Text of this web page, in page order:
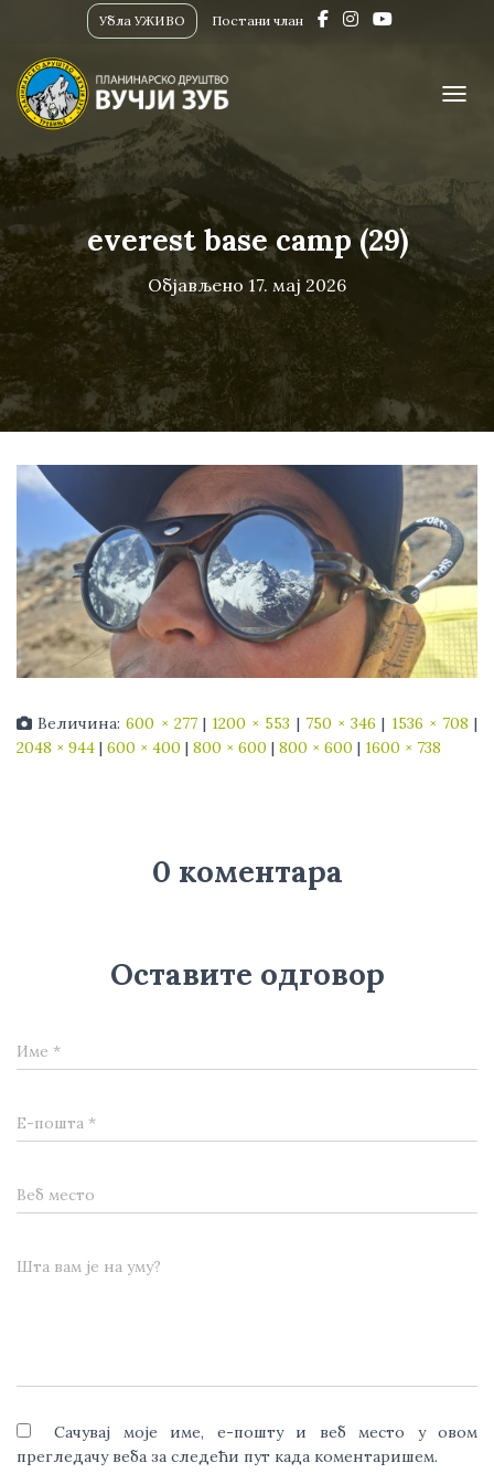
Убла УЖИВО Постани члан
everest base camp (29)
Објављено 17. мај 2026
Величина:600 × 277 | 1200 × 553 | 750 × 346 | 1536 × 708 |
2048 × 944 | 600 × 400 | 800 × 600 | 800 × 600 | 1600 × 738
0 коментара
Оставите одговор
Име *
Е-пошта *
Веб место
Шта вам је на уму?
Сачувај моје име, е-пошту и веб место у овом
прегледачу веба за следећи пут када коментаришем.